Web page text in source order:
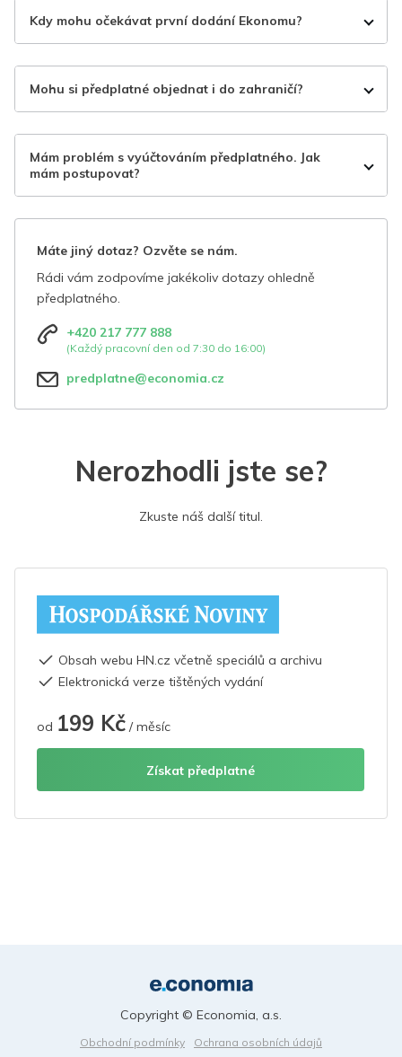
Kdy mohu očekávat první dodání Ekonomu?
Mohu si předplatné objednat i do zahraničí?
Mám problém s vyúčtováním předplatného. Jak
mám postupovat?
Máte jiný dotaz? Ozvěte se nám.
Rádi vám zodpovíme jakékoliv dotazy ohledně
předplatného.
+420 217 777 888
(Každý pracovní den od 7:30 do 16:00)
predplatne@economia.cz
Nerozhodli jste se?
Zkuste náš další titul.
Obsah webu HN.cz včetně speciálů a archivu
Elektronická verze tištěných vydání
od 199 Kč / měsíc
Získat předplatné
Obchodní podmínky
Ochrana osobních údajů
Copyright © Economia, a.s.